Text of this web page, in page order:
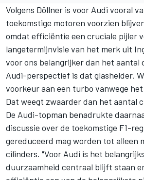
Volgens Döllner is voor Audi vooral
toekomstige motoren voorzien
omdat efficiëntie een cruciale pijler
langetermijnvisie van het merk uit
voor ons belangrijker dan het aantal
Audi-perspectief is dat glashelder.
voorkeur aan een turbo vanwege
Dat weegt zwaarder dan het aantal
De Audi-topman benadrukte
discussie over de toekomstige F1-
gereduceerd mag worden tot alleen
cilinders. "Voor Audi is het
duurzaamheid centraal blijft staan